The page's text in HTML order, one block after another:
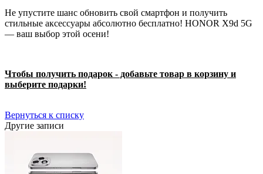
Не упустите шанс обновить свой смартфон и получить
стильные аксессуары абсолютно бесплатно! HONOR X9d 5G
— ваш выбор этой осени!
Чтобы получить подарок - добавьте товар в корзину и
выберите подарки!
Вернуться к списку
Другие записи